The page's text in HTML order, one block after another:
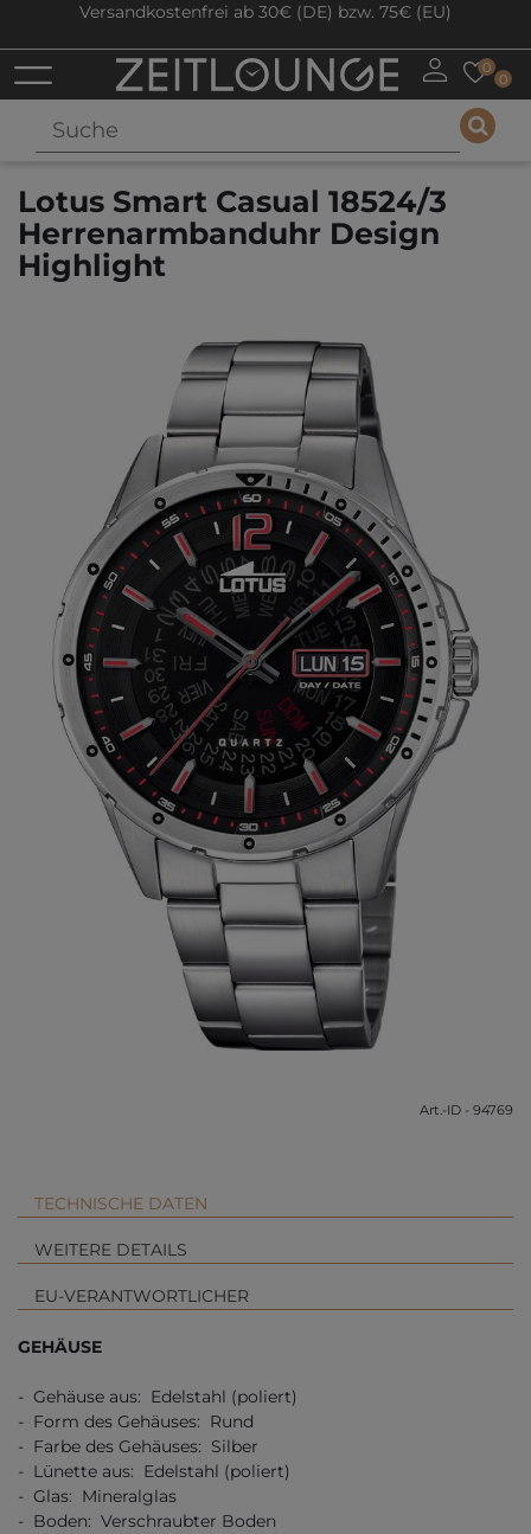
Versandkostenfrei ab 30€ (DE) bzw. 75€ (EU)
0
0
Lotus Smart Casual 18524/3
Herrenarmbanduhr Design
Highlight
Art.-ID - 94769
TECHNISCHE DATEN
WEITERE DETAILS
EU-VERANTWORTLICHER
GEHÄUSE
- Gehäuse aus: Edelstahl (poliert)
- Form des Gehäuses: Rund
- Farbe des Gehäuses: Silber
- Lünette aus: Edelstahl (poliert)
- Glas: Mineralglas
- Boden: Verschraubter Boden